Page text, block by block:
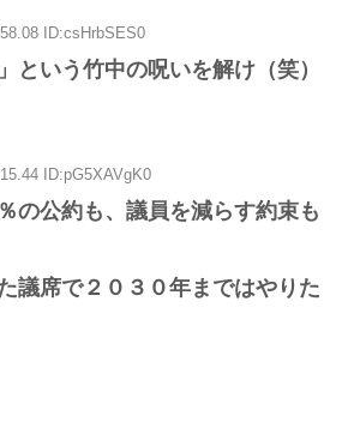
ID:csHrbSES0
という竹中の呪いを解け（笑）
ID:pG5XAVgK0
の公約も、議員を減らす約束も
議席で２０３０年まではやりた